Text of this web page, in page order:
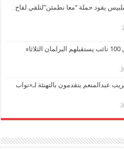
يقود حملة “معا نطمئن”لتلقي لقاح
ننشر أسماء أول 100 نائب يستقبلهم البرلمان الثلاثاء
عبدالمنعم يتقدمون بالتهنئة لـ«نواب